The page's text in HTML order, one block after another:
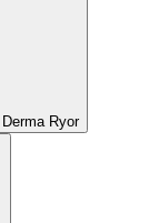
Derma Ryor